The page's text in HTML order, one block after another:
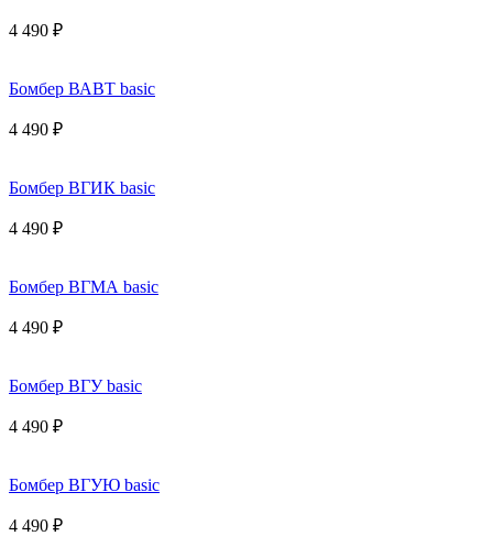
4 490 ₽
Бомбер ВАВТ basic
4 490 ₽
Бомбер ВГИК basic
4 490 ₽
Бомбер ВГМА basic
4 490 ₽
Бомбер ВГУ basic
4 490 ₽
Бомбер ВГУЮ basic
4 490 ₽